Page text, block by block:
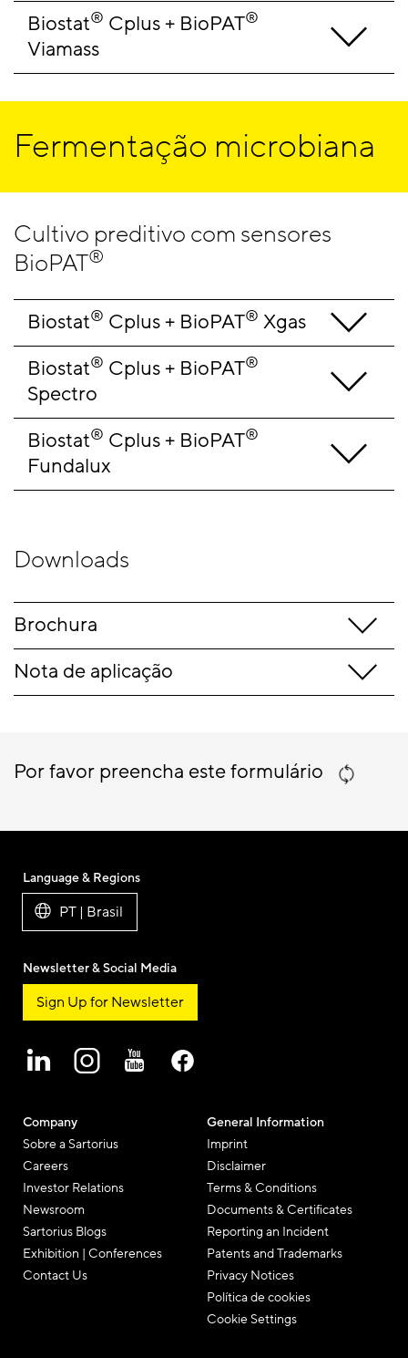
Biostat® Cplus + BioPAT®
Viamass
Fermentação microbiana
Cultivo preditivo com sensores
BioPAT®
Biostat® Cplus + BioPAT® Xgas
Biostat® Cplus + BioPAT®
Spectro
Biostat® Cplus + BioPAT®
Fundalux
Downloads
Brochura
Nota de aplicação
Por favor preencha este formulário
Company
Sobre a Sartorius
Careers
Investor Relations
Newsroom
Sartorius Blogs
Exhibition | Conferences
Contact Us
General Information
Imprint
Disclaimer
Terms & Conditions
Documents & Certificates
Reporting an Incident
Patents and Trademarks
Privacy Notices
Política de cookies
Cookie Settings
Language & Regions
PT | Brasil
Newsletter & Social Media
Sign Up for Newsletter